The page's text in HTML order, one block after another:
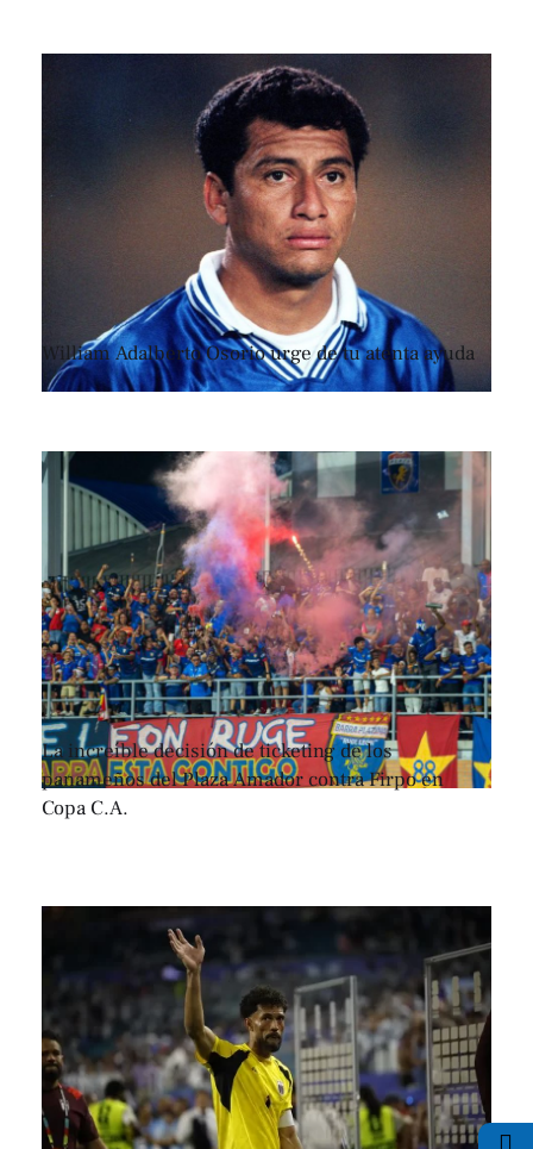
William Adalberto Osorio urge de tu atenta ayuda
La increíble decisión de ticketing de los
panameños del Plaza Amador contra Firpo en
Copa C.A.